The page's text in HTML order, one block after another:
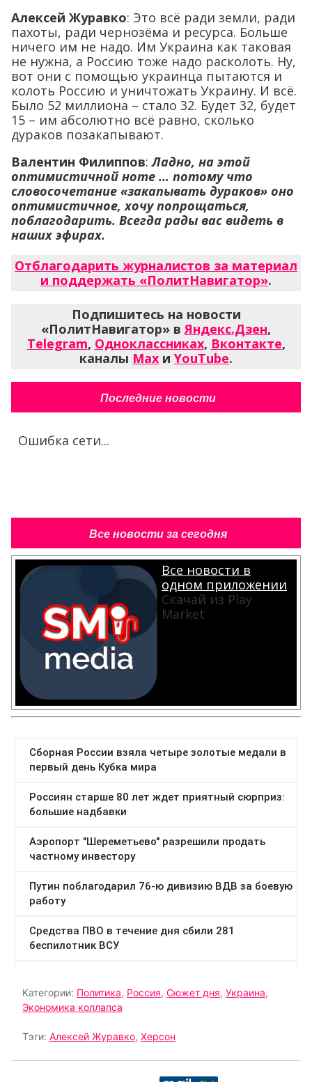
Алексей Журавко: Это всё ради земли, ради
пахоты, ради чернозёма и ресурса. Больше
ничего им не надо. Им Украина как таковая
не нужна, а Россию тоже надо расколоть. Ну,
вот они с помощью украинца пытаются и
колоть Россию и уничтожать Украину. И всё.
Было 52 миллиона – стало 32. Будет 32, будет
15 – им абсолютно всё равно, сколько
дураков позакапывают.
Валентин Филиппов:Ладно, на этой
оптимистичной ноте … потому что
словосочетание «закапывать дураков» оно
оптимистичное, хочу попрощаться,
поблагодарить. Всегда рады вас видеть в
наших эфирах.
Отблагодарить журналистов за материал
и поддержать «ПолитНавигатор».
Подпишитесь на новости
«ПолитНавигатор» вЯндекс.Дзен,
Telegram, Одноклассниках, Вконтакте,
каналы Max и YouTube.
Последние новости
Ошибка сети...
Все новости за сегодня
Все новости в
одном приложении
Скачай из Play
Market
Категории: Политика, Россия, Сюжет дня, Украина,
Экономика коллапса
Тэги: Алексей Журавко, Херсон